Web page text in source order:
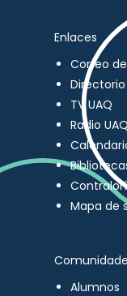
Enlaces
Correo
Directorio
TV UAQ
Radio UAQ
Mapa de
Alumnos